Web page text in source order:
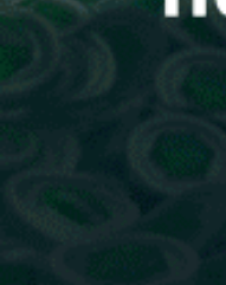
Продолжая
пользовательское
cookie